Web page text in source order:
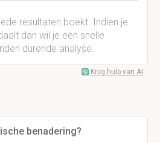
resultaten boekt. Indien je
dan wil je een snelle
durende analyse.
Krijg hulp van AI
benadering?